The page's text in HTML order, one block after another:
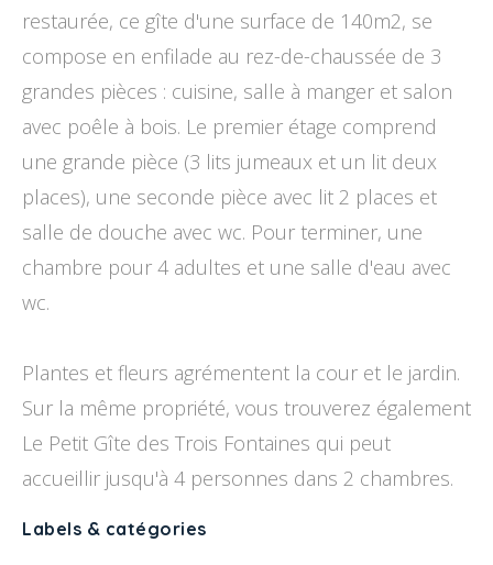
restaurée, ce gîte d'une surface de 140m2, se
compose en enfilade au rez-de-chaussée de 3
grandes pièces : cuisine, salle à manger et salon
avec poêle à bois. Le premier étage comprend
une grande pièce (3 lits jumeaux et un lit deux
places), une seconde pièce avec lit 2 places et
salle de douche avec wc. Pour terminer, une
chambre pour 4 adultes et une salle d'eau avec
wc.
Plantes et fleurs agrémentent la cour et le jardin.
Sur la même propriété, vous trouverez également
Le Petit Gîte des Trois Fontaines qui peut
accueillir jusqu'à 4 personnes dans 2 chambres.
Labels & catégories